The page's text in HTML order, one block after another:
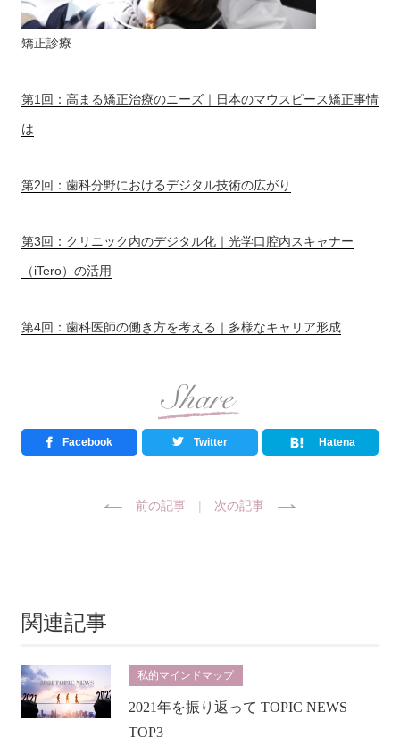
矯正診療
第1回：高まる矯正治療のニーズ｜日本のマウスピース矯正事情
は
第2回：歯科分野におけるデジタル技術の広がり
第3回：クリニック内のデジタル化｜光学口腔内スキャナー
（iTero）の活用
第4回：歯科医師の働き方を考える｜多様なキャリア形成
Facebook Twitter Hatena
前の記事 | 次の記事
関連記事
私的マインドマップ
2021年を振り返って TOPIC NEWS
TOP3